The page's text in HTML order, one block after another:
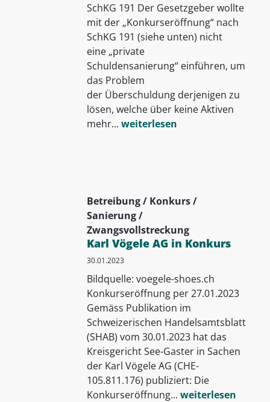
SchKG 191 Der Gesetzgeber wollte
mit der „Konkurseröffnung“ nach
SchKG 191 (siehe unten) nicht
eine „private
Schuldensanierung“ einführen, um
das Prob­lem
der Überschuldung derjenigen zu
lösen, welche über keine Aktiven
mehr... weiterlesen
Betreibung / Konkurs /
Sanierung /
Zwangsvollstreckung
Karl Vögele AG in Konkurs
30.01.2023
Bildquelle: voegele-shoes.ch
Konkurseröffnung per 27.01.2023
Gemäss Publikation im
Schweizerischen Handelsamtsblatt
(SHAB) vom 30.01.2023 hat das
Kreisgericht See-Gaster in Sachen
der Karl Vögele AG (CHE-
105.811.176) publiziert: Die
Konkurseröffnung... weiterlesen